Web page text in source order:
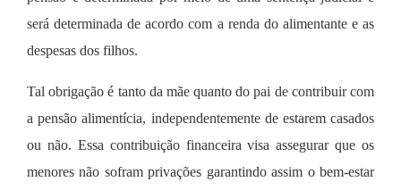
será determinada de acordo com a renda do alimentante e as
despesas dos filhos.
Tal obrigação é tanto da mãe quanto do pai de contribuir com
a pensão alimentícia, independentemente de estarem casados
ou não. Essa contribuição financeira visa assegurar que os
menores não sofram privações garantindo assim o bem-estar